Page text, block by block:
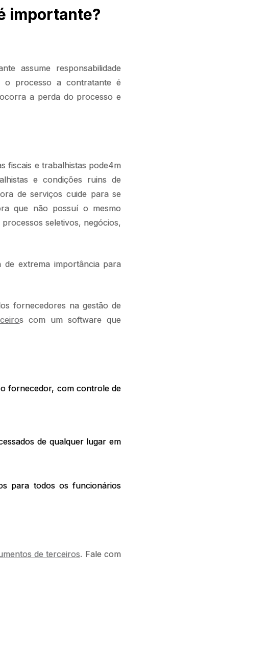
importante?
assume responsabilidade
o processo a contratante é
a perda do processo e
fiscais e trabalhistas pode4m
e condições ruins de
de serviços cuide para se
que não possuí o mesmo
seletivos, negócios,
extrema importância para
fornecedores na gestão de
s com um software que
fornecedor, com controle de
de qualquer lugar em
para todos os funcionários
de terceiros. Fale com